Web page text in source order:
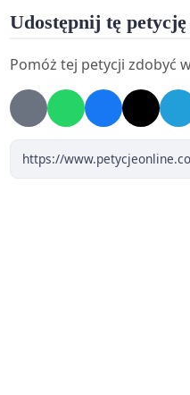
Udostępnij tę petycję
Pomóż tej petycji zdobyć